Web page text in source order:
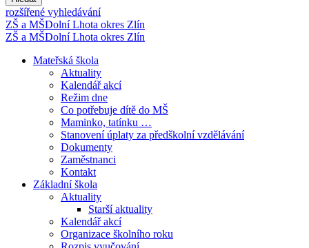
rozšířené vyhledávání
ZŠ a MŠDolní Lhota okres Zlín
ZŠ a MŠDolní Lhota okres Zlín
Mateřská škola
Aktuality
Kalendář akcí
Režim dne
Co potřebuje dítě do MŠ
Maminko, tatínku …
Stanovení úplaty za předškolní vzdělávání
Dokumenty
Zaměstnanci
Kontakt
Základní škola
Aktuality
Starší aktuality
Kalendář akcí
Organizace školního roku